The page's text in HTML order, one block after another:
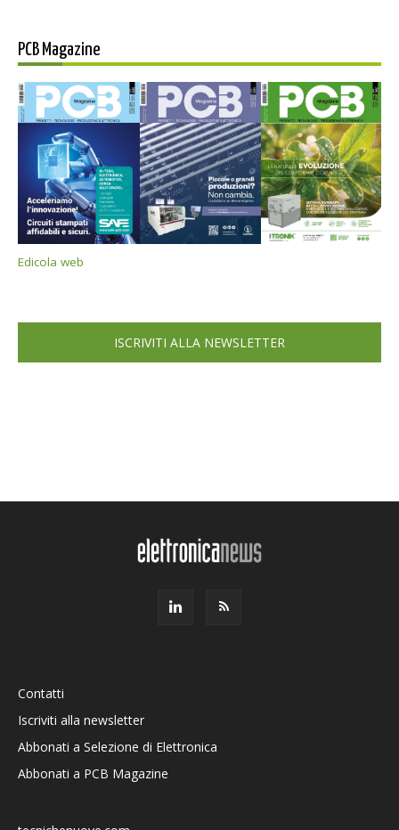
PCB Magazine
Edicola web
ISCRIVITI ALLA NEWSLETTER
Contatti
Iscriviti alla newsletter
Abbonati a Selezione di Elettronica
Abbonati a PCB Magazine